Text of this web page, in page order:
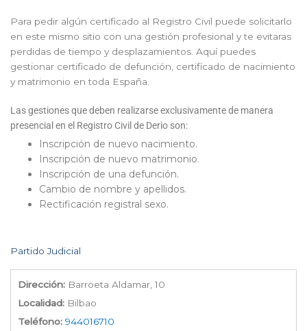
Para pedir algún certificado al Registro Civil puede solicitarlo
en este mismo sitio con una gestión profesional y te evitaras
perdidas de tiempo y desplazamientos. Aquí puedes
gestionar certificado de defunción, certificado de nacimiento
y matrimonio en toda España.
Las gestiones que deben realizarse exclusivamente de manera
presencial en el Registro Civil de Derio son:
Inscripción de nuevo nacimiento.
Inscripción de nuevo matrimonio.
Inscripción de una defunción.
Cambio de nombre y apellidos.
Rectificación registral sexo.
Partido Judicial
Dirección: Barroeta Aldamar, 10
Localidad: Bilbao
Teléfono: 944016710